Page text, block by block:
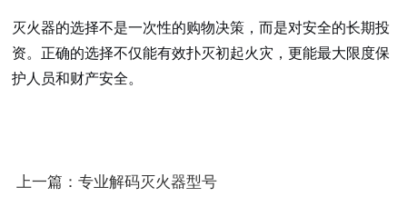
灭火器的选择不是一次性的购物决策，而是对安全的长期投
资。正确的选择不仅能有效扑灭初起火灾，更能最大限度保
护人员和财产安全。
上一篇：专业解码灭火器型号